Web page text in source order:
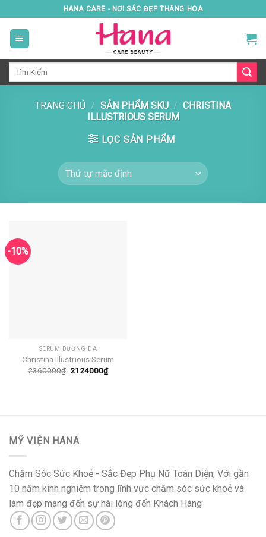
to
content
HANA CARE - NƠI SẮC ĐẸP THĂNG HOA
Tìm
TRANG CHỦ / SẢN PHẨM SKU / CHRISTINA
ILLUSTRIOUS SERUM
LỌC SẢN PHẨM
-10%
SERUM DƯỠNG DA
Christina Illustrious Serum
2360000₫ Giá
2124000₫Giá
hiện
MỸ VIỆN HANA
Chăm Sóc Sức Khoẻ - Sắc Đẹp Phụ Nữ Toàn Diện, Với gần
10 năm kinh nghiệm trong lĩnh vực chăm sóc sức khoẻ và
làm đẹp mang đến sự hài lòng đến Khách Hàng